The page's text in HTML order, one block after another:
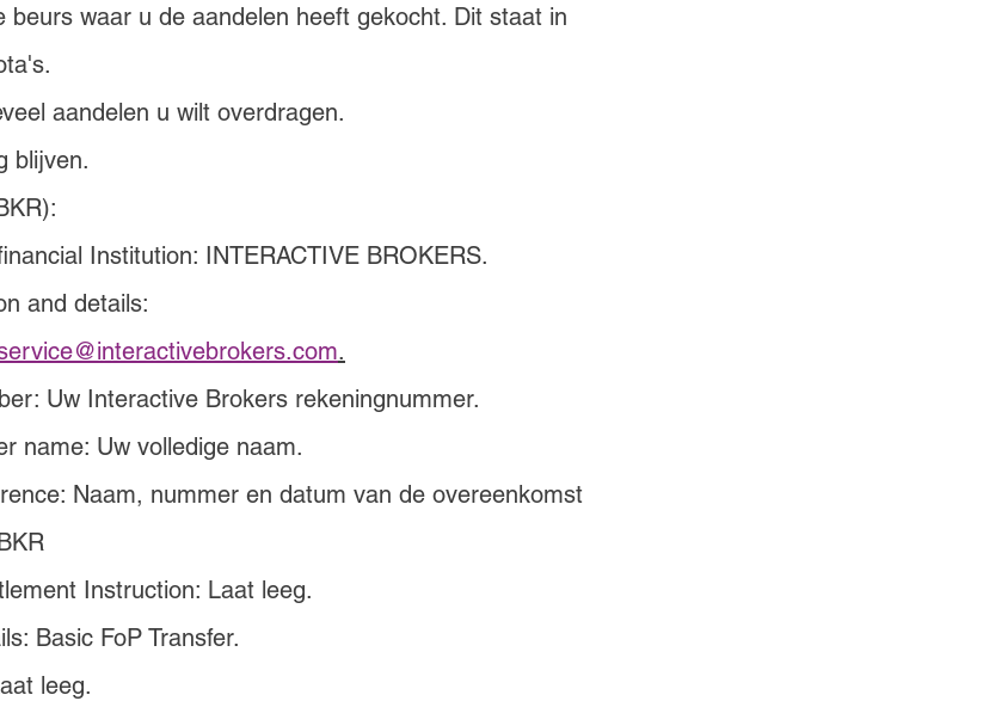
beurs waar u de aandelen heeft gekocht. Dit staat in
aandelen u wilt overdragen.
blijven.
Institution: INTERACTIVE BROKERS.
and details:
.
Uw Interactive Brokers rekeningnummer.
name: Uw volledige naam.
Naam, nummer en datum van de overeenkomst
Instruction: Laat leeg.
Basic FoP Transfer.
leeg.